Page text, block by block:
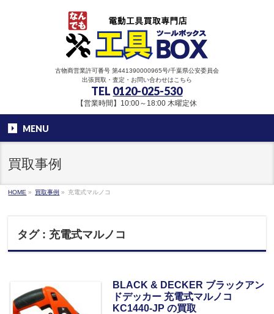
古物商営業許可番号 第441390000965号/千葉県公安委員会
出張買取・査定・お問い合わせはこちら
TEL 0120-025-530
【営業時間】10:00～18:00 木曜定休
MENU
買取事例
HOME » 買取事例 » 充電式マルノコ
タグ : 充電式マルノコ
BLACK & DECKER ブラックアン
ドデッカー 充電式マルノコ
KC1440-JP の買取